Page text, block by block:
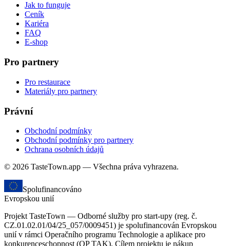
Jak to funguje
Ceník
Kariéra
FAQ
E-shop
Pro partnery
Pro restaurace
Materiály pro partnery
Právní
Obchodní podmínky
Obchodní podmínky pro partnery
Ochrana osobních údajů
© 2026 TasteTown.app — Všechna práva vyhrazena.
Spolufinancováno
Evropskou unií
Projekt TasteTown — Odborné služby pro start-upy (reg. č.
CZ.01.02.01/04/25_057/0009451) je spolufinancován Evropskou
unií v rámci Operačního programu Technologie a aplikace pro
konkurenceschopnost (OP TAK). Cílem projektu je nákup